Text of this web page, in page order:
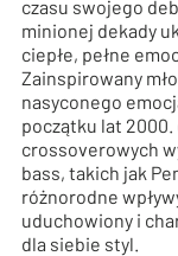
czasu swojego
minionej dekady
ciepłe, pełne
Zainspirowany
nasyconego
początku lat 2000.
crossoverowych
bass, takich jak
różnorodne
uduchowiony i
dla siebie styl.